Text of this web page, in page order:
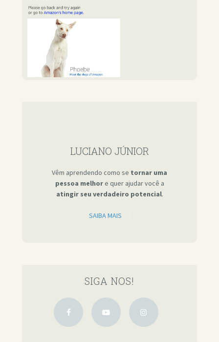
LUCIANO JÚNIOR
Vêm aprendendo como se tornar uma
pessoa melhore quer ajudar você a
atingir seu verdadeiro potencial.
SAIBA MAIS
SIGA NOS!